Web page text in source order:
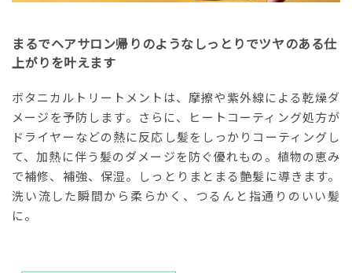
まるでヘアサロン帰りのようなしっとりでツヤのある仕
上がりを叶えます
ボタニカルトリートメントは、摩擦や紫外線による乾燥ダ
メージを予防します。さらに、ヒートコーティング処方が
ドライヤーなどの熱に反応し髪をしっかりコーティングし
て、加熱に伴う髪のダメージを防ぐ優れもの。植物の恵み
で補修、補強、保湿。しっとりまとまる艶髪に導きます。
洗い流した瞬間から柔らかく、つるんと指通りのいい髪
に。